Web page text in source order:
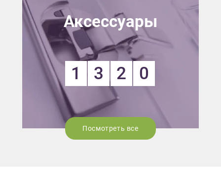
Аксессуары
1 3 2 0
Посмотреть все